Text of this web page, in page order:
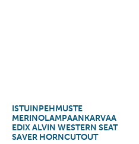
ISTUINPEHMUSTE
MERINOLAMPAANKARVAA
EDIX ALVIN WESTERN SEAT
SAVER HORNCUTOUT